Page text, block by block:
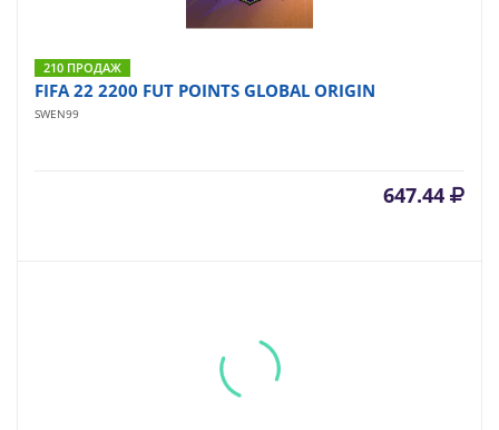
210 ПРОДАЖ
FIFA 22 2200 FUT POINTS GLOBAL ORIGIN
SWEN99
647.44